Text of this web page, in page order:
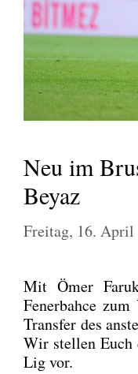
Neu im
Beyaz
Freitag, 16. April
Mit Ömer
Fener­bah­ce
Trans­fer des
Wir stel­len Euch
Lig vor.